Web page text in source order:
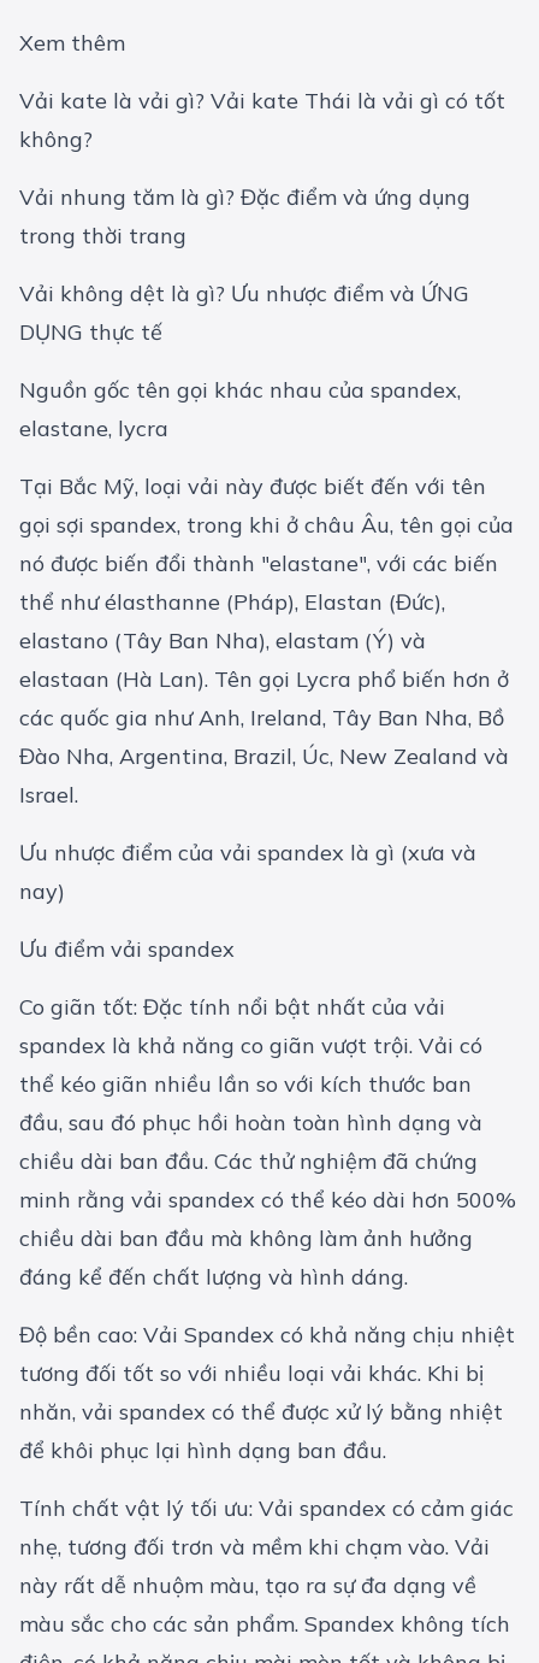
Xem thêm
Vải kate là vải gì? Vải kate Thái là vải gì có tốt
không?
Vải nhung tăm là gì? Đặc điểm và ứng dụng
trong thời trang
Vải không dệt là gì? Ưu nhược điểm và ỨNG
DỤNG thực tế
Nguồn gốc tên gọi khác nhau của spandex,
elastane, lycra
Tại Bắc Mỹ, loại vải này được biết đến với tên
gọi sợi spandex, trong khi ở châu Âu, tên gọi của
nó được biến đổi thành "elastane", với các biến
thể như élasthanne (Pháp), Elastan (Đức),
elastano (Tây Ban Nha), elastam (Ý) và
elastaan (Hà Lan). Tên gọi Lycra phổ biến hơn ở
các quốc gia như Anh, Ireland, Tây Ban Nha, Bồ
Đào Nha, Argentina, Brazil, Úc, New Zealand và
Israel.
Ưu nhược điểm của vải spandex là gì (xưa và
nay)
Ưu điểm vải spandex
Co giãn tốt: Đặc tính nổi bật nhất của vải
spandex là khả năng co giãn vượt trội. Vải có
thể kéo giãn nhiều lần so với kích thước ban
đầu, sau đó phục hồi hoàn toàn hình dạng và
chiều dài ban đầu. Các thử nghiệm đã chứng
minh rằng vải spandex có thể kéo dài hơn 500%
chiều dài ban đầu mà không làm ảnh hưởng
đáng kể đến chất lượng và hình dáng.
Độ bền cao: Vải Spandex có khả năng chịu nhiệt
tương đối tốt so với nhiều loại vải khác. Khi bị
nhăn, vải spandex có thể được xử lý bằng nhiệt
để khôi phục lại hình dạng ban đầu.
Tính chất vật lý tối ưu: Vải spandex có cảm giác
nhẹ, tương đối trơn và mềm khi chạm vào. Vải
này rất dễ nhuộm màu, tạo ra sự đa dạng về
màu sắc cho các sản phẩm. Spandex không tích